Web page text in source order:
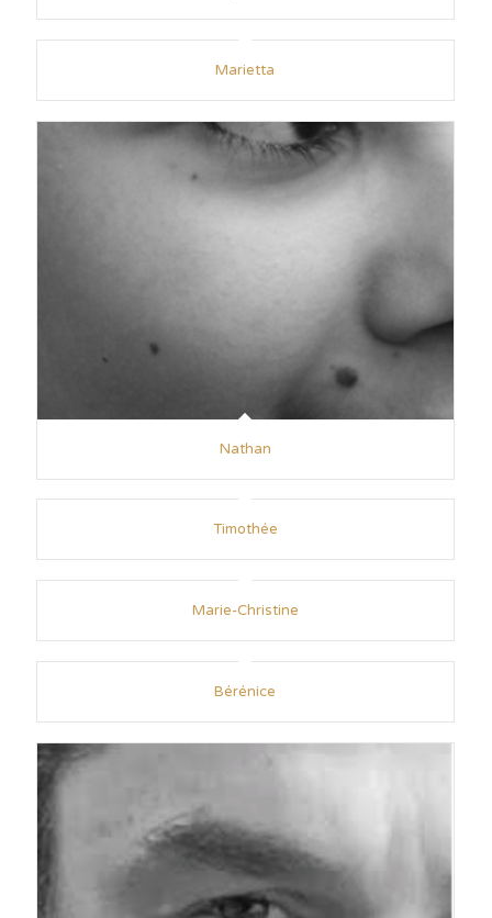
Marietta
Nathan
Timothée
Marie-Christine
Bérénice